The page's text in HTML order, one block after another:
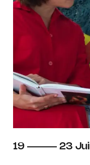
du
19 au
23